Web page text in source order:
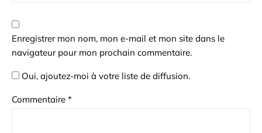
Enregistrer mon nom, mon e-mail et mon site dans le
navigateur pour mon prochain commentaire.
Oui, ajoutez-moi à votre liste de diffusion.
Commentaire *